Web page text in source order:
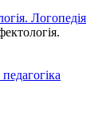
Логопедія